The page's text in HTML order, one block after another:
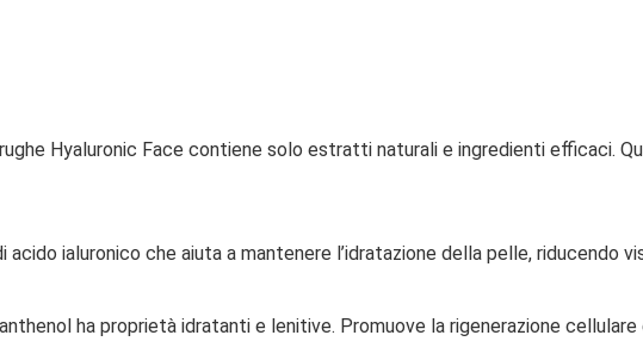
Hyaluronic Face contiene solo estratti naturali e ingredienti efficaci.
ialuronico che aiuta a mantenere l’idratazione della pelle, riducendo
ha proprietà idratanti e lenitive. Promuove la rigenerazione